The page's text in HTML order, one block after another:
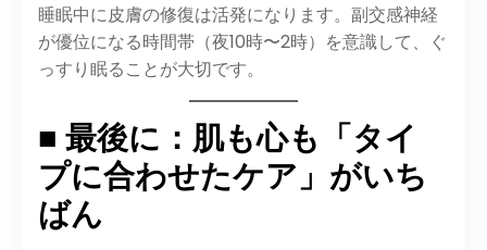
睡眠中に皮膚の修復は活発になります。副交感神経
が優位になる時間帯（夜10時〜2時）を意識して、ぐ
っすり眠ることが大切です。
■ 最後に：肌も心も「タイ
プに合わせたケア」がいち
ばん